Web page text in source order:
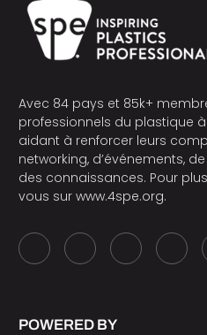
Avec 84 pays et 85k+
professionnels du plastique
aidant à renforcer leurs
networking, d’événements,
des connaissances. Pour
vous sur www.4spe.org.
POWERED BY